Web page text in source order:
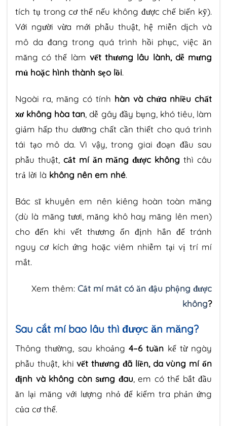
tích tụ trong cơ thể nếu không được chế biến kỹ).
Với người vừa mới phẫu thuật, hệ miễn dịch và
mô da đang trong quá trình hồi phục, việc ăn
măng có thể làm vết thương lâu lành, dễ mưng
mủ hoặc hình thành sẹo lồi.
Ngoài ra, măng có tính hàn và chứa nhiều chất
xơ không hòa tan , dễ gây đầy bụng, khó tiêu, làm
giảm hấp thu dưỡng chất cần thiết cho quá trình
tái tạo mô da. Vì vậy, trong giai đoạn đầu sau
phẫu thuật, cắt mí ăn măng được không thì câu
trả lời là không nên em nhé.
Bác sĩ khuyên em nên kiêng hoàn toàn măng
(dù là măng tươi, măng khô hay măng lên men)
cho đến khi vết thương ổn định hẳn để tránh
nguy cơ kích ứng hoặc viêm nhiễm tại vị trí mí
mắt.
Xem thêm: Cắt mí mắt có ăn đậu phộng được
không?
Sau cắt mí bao lâu thì được ăn măng?
Thông thường, sau khoảng 4–6 tuần kể từ ngày
phẫu thuật, khivết thương đã liền, da vùng mí ổn
định và không còn sưng đau, em có thể bắt đầu
ăn lại măng với lượng nhỏ để kiểm tra phản ứng
của cơ thể.